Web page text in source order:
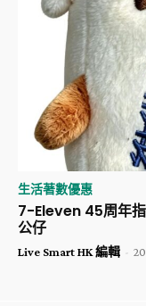
生活著數優惠
7-Eleven 45周年
公仔
Live Smart HK 編輯 -